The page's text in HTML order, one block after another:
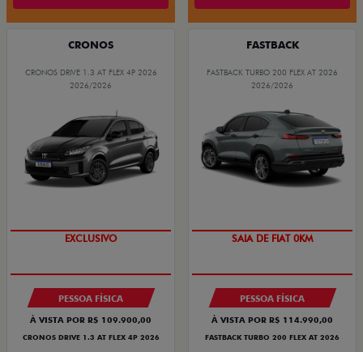
CRONOS
CRONOS DRIVE 1.3 AT FLEX 4P 2026
2026/2026
COM USADO NA TROCA
PESSOA FÍSICA
À VISTA POR R$ 109.900,00
CRONOS DRIVE 1.3 AT FLEX 4P 2026
FASTBACK
FASTBACK TURBO 200 FLEX AT 2026
2026/2026
OPORTUNIDADE
PESSOA FÍSICA
À VISTA POR R$ 114.990,00
FASTBACK TURBO 200 FLEX AT 2026